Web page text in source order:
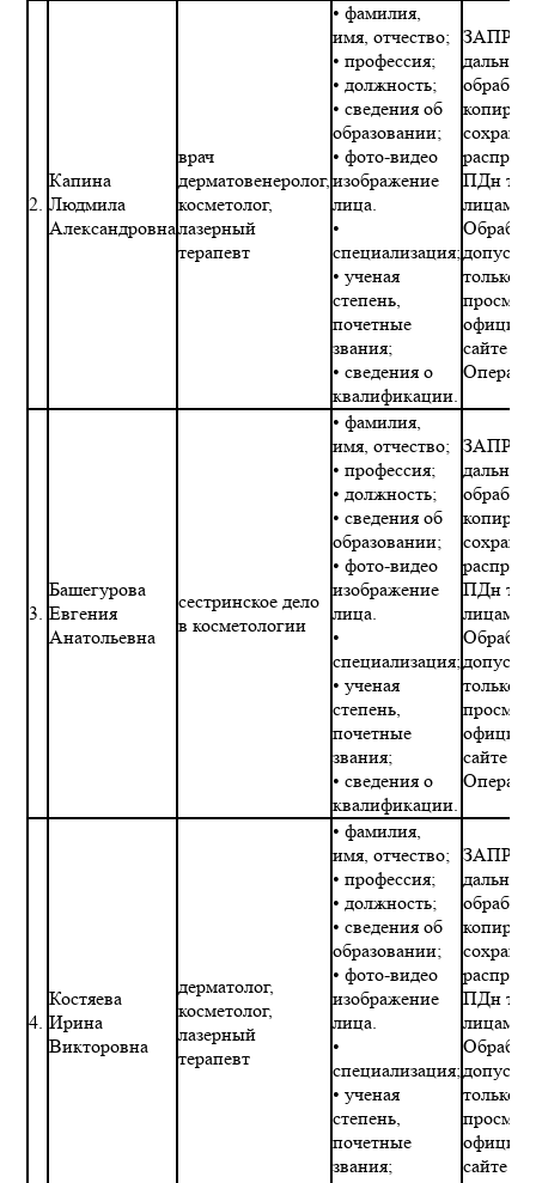
2.
Капина
Людмила
Александровна
врач
дерматовенеролог,
косметолог,
лазерный
терапевт
• фамилия,
имя, отчество;
• профессия;
• должность;
• сведения об
образовании;
• фото-видео
изображение
лица.
•
специализация;
• ученая
степень,
почетные
звания;
• сведения о
квалификации.
ЗАПРЕТ
ПДн
лицами.
только
сайте
3.
Башегурова
Евгения
Анатольевна
сестринское дело
в косметологии
• фамилия,
имя, отчество;
• профессия;
• должность;
• сведения об
образовании;
• фото-видео
изображение
лица.
•
специализация;
• ученая
степень,
почетные
звания;
• сведения о
квалификации.
ЗАПРЕТ
ПДн
лицами.
только
сайте
4.
Костяева
Ирина
Викторовна
дерматолог,
косметолог,
лазерный
терапевт
• фамилия,
имя, отчество;
• профессия;
• должность;
• сведения об
образовании;
• фото-видео
изображение
лица.
•
специализация;
• ученая
степень,
почетные
звания;
ЗАПРЕТ
ПДн
лицами.
только
сайте